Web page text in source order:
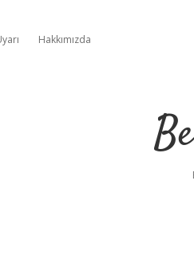
Hakkımızda